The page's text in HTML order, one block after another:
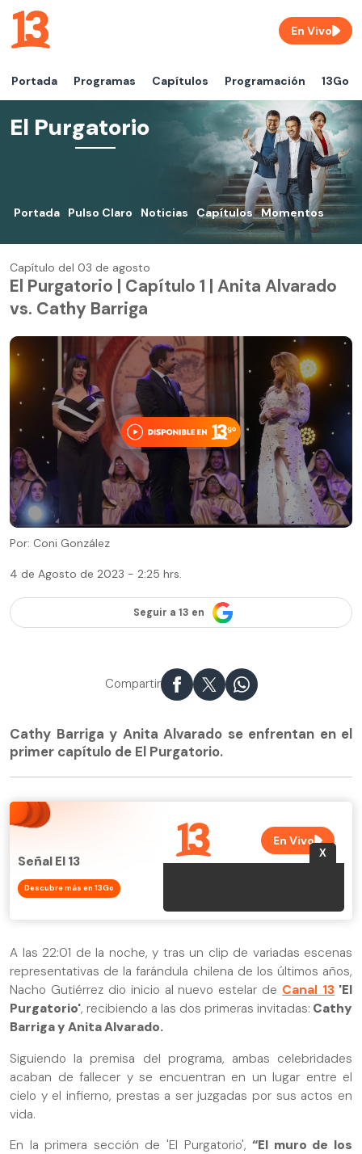
Portada Programas Capítulos Programación 13Go
En Vivo
El Purgatorio
Portada Pulso Claro Noticias Capítulos Momentos
Capítulo del 03 de agosto
El Purgatorio | Capítulo 1 | Anita Alvarado
vs. Cathy Barriga
Por: Coni González
4 de Agosto de 2023 - 2:25 hrs.
Seguir a 13 en
Compartir
Cathy Barriga y Anita Alvarado se enfrentan en el
primer capítulo de El Purgatorio.
Señal El 13
Descubre más en 13Go
A las 22:01 de la noche, y tras un clip de variadas escenas
representativas de la farándula chilena de los últimos años,
Nacho Gutiérrez dio inicio al nuevo estelar de Canal 13 'El
Purgatorio', recibiendo a las dos primeras invitadas: Cathy
Barriga y Anita Alvarado.
Siguiendo la premisa del programa, ambas celebridades
acaban de fallecer y se encuentran en un lugar entre el
cielo y el infierno, prestas a ser juzgadas por sus actos en
vida.
En la primera sección de 'El Purgatorio',“El muro de los